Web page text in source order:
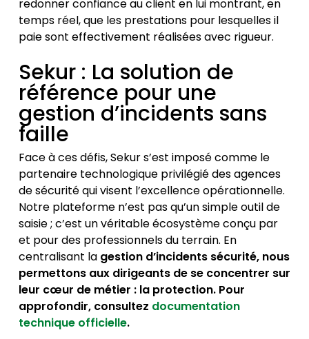
redonner confiance au client en lui montrant, en
temps réel, que les prestations pour lesquelles il
paie sont effectivement réalisées avec rigueur.
Sekur : La solution de
référence pour une
gestion d’incidents sans
faille
Face à ces défis, Sekur s’est imposé comme le
partenaire technologique privilégié des agences
de sécurité qui visent l’excellence opérationnelle.
Notre plateforme n’est pas qu’un simple outil de
saisie ; c’est un véritable écosystème conçu par
et pour des professionnels du terrain. En
centralisant la gestion d’incidents sécurité, nous
permettons aux dirigeants de se concentrer sur
leur cœur de métier : la protection. Pour
approfondir, consultez documentation
technique officielle.